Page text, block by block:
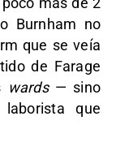
Burnham no
que se veía
de Farage
wards— sino
que